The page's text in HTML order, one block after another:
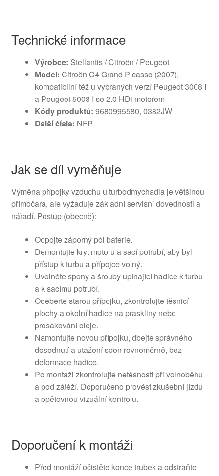
Technické informace
Výrobce: Stellantis / Citroën / Peugeot
Model: Citroën C4 Grand Picasso (2007),
kompatibilní též u vybraných verzí Peugeot 3008 I
a Peugeot 5008 I se 2.0 HDi motorem
Kódy produktů: 9680995580, 0382JW
Další čísla: NFP
Jak se díl vyměňuje
Výměna přípojky vzduchu u turbodmychadla je většinou
přímočará, ale vyžaduje základní servisní dovednosti a
nářadí. Postup (obecně):
Odpojte záporný pól baterie.
Demontujte kryt motoru a sací potrubí, aby byl
přístup k turbu a přípojce volný.
Uvolněte spony a šrouby upínající hadice k turbu
a k sacímu potrubí.
Odeberte starou přípojku, zkontrolujte těsnicí
plochy a okolní hadice na praskliny nebo
prosakování oleje.
Namontujte novou přípojku, dbejte správného
dosednutí a utažení spon rovnoměrně, bez
deformace hadice.
Po montáži zkontrolujte netěsnosti při volnoběhu
a pod zátěží. Doporučeno provést zkušební jízdu
a opětovnou vizuální kontrolu.
Doporučení k montáži
Před montáží očistěte konce trubek a odstraňte